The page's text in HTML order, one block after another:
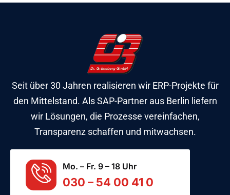
Seit über 30 Jahren realisieren wir ERP-Projekte für
den Mittelstand. Als SAP-Partner aus Berlin liefern
wir Lösungen, die Prozesse vereinfachen,
Transparenz schaffen und mitwachsen.
Mo. – Fr. 9 – 18 Uhr
030 – 54 00 41 0